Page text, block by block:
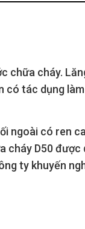
chữa cháy.
tác dụng
ngoài có ren
D50
ty khuyến